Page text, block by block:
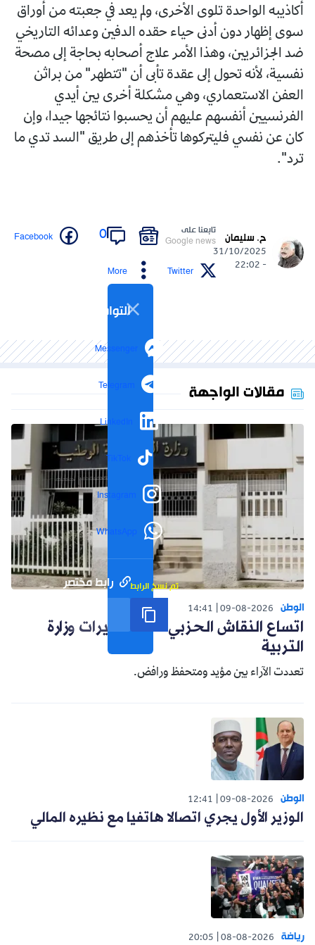
أكاذيبه الواحدة تلوى الأخرى، ولم يعد في جعبته من أوراق
سوى إظهار دون أدنى حياء حقده الدفين وعدائه التاريخي
ضد الجزائريين، وهذا الأمر علاج أصحابه بحاجة إلى مصحة
نفسية، لأنه تحول إلى عقدة تأبى أن "تتطهر" من براثن
العفن الاستعماري، وهي مشكلة أخرى بين أيدي
الفرنسيين أنفسهم عليهم أن يحسبوا نتائجها جيدا، وإن
كان عن نفسي فليتركوها تأخذهم إلى طريق "السد تدي ما
ترد".
ح. سليمان
31/10/2025
- 22:02
تابعنا على
Google news
0
Facebook
Twitter
More
التواصل الاجتماعي
Messenger
Telegram
LinkedIn
TikTok
Instagram
WhatsApp
رابط مختصر تم نسخ الرابط
مقالات الواجهة
الوطن 09-08-2026
14:41
اتساع النقاش الحزبي حول تغييرات وزارة
التربية
تعددت الآراء بين مؤيد ومتحفظ ورافض.
الوطن 09-08-2026
12:41
الوزير الأول يجري اتصالا هاتفيا مع نظيره المالي
رياضة 08-08-2026
20:05